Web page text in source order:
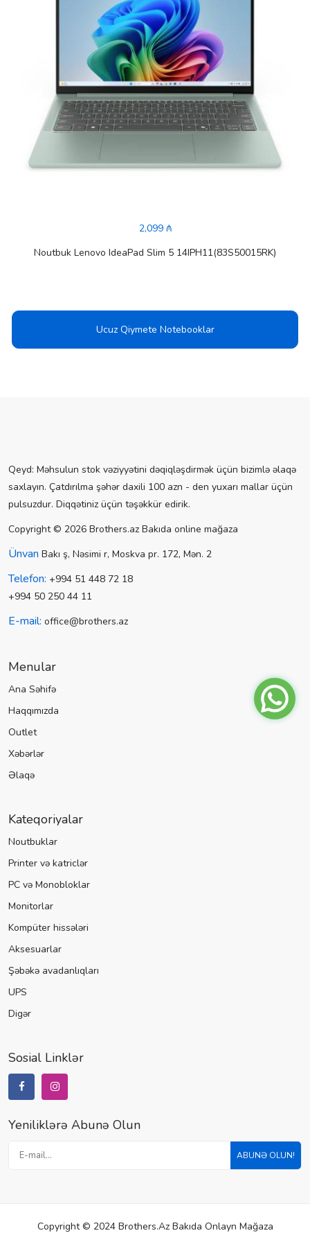
2,099 ₼
Noutbuk Lenovo IdeaPad Slim 5 14IPH11(83S50015RK)
Ucuz Qiymete Notebooklar
Qeyd: Məhsulun stok vəziyyətini dəqiqləşdirmək üçün bizimlə əlaqə
saxlayın. Çatdırılma şəhər daxili 100 azn - den yuxarı mallar üçün
pulsuzdur. Diqqətiniz üçün təşəkkür edirik.
Copyright © 2026 Brothers.az Bakıda online mağaza
Ünvan Bakı ş, Nəsimi r, Moskva pr. 172, Mən. 2
Telefon: +994 51 448 72 18
+994 50 250 44 11
E-mail: office@brothers.az
Menular
Ana Səhifə
Haqqımızda
Outlet
Xəbərlər
Əlaqə
Kateqoriyalar
Noutbuklar
Printer və katriclər
PC və Monobloklar
Monitorlar
Kompüter hissələri
Aksesuarlar
Şəbəkə avadanlıqları
UPS
Digər
Sosial Linklər
Yeniliklərə Abunə Olun
ABUNƏ OLUN!
Copyright © 2024 Brothers.az Bakıda Onlayn Mağaza